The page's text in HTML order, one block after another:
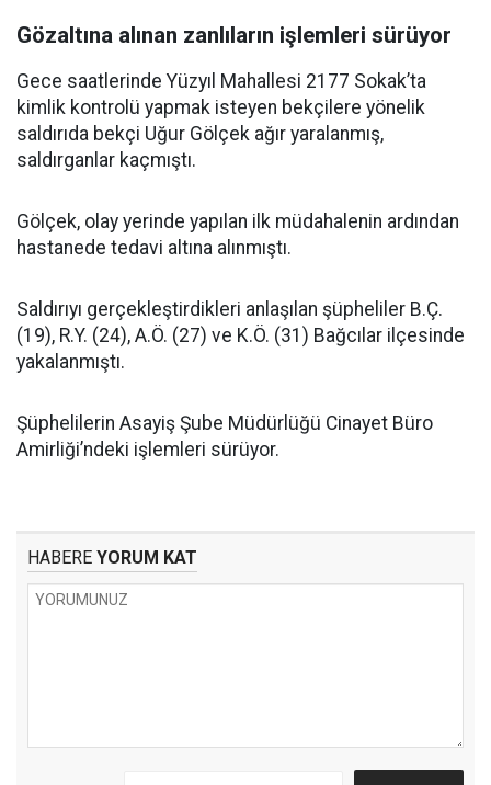
Gözaltına alınan zanlıların işlemleri sürüyor
Gece saatlerinde Yüzyıl Mahallesi 2177 Sokak’ta
kimlik kontrolü yapmak isteyen bekçilere yönelik
saldırıda bekçi Uğur Gölçek ağır yaralanmış,
saldırganlar kaçmıştı.
Gölçek, olay yerinde yapılan ilk müdahalenin ardından
hastanede tedavi altına alınmıştı.
Saldırıyı gerçekleştirdikleri anlaşılan şüpheliler B.Ç.
(19), R.Y. (24), A.Ö. (27) ve K.Ö. (31) Bağcılar ilçesinde
yakalanmıştı.
Şüphelilerin Asayiş Şube Müdürlüğü Cinayet Büro
Amirliği’ndeki işlemleri sürüyor.
HABERE YORUM KAT